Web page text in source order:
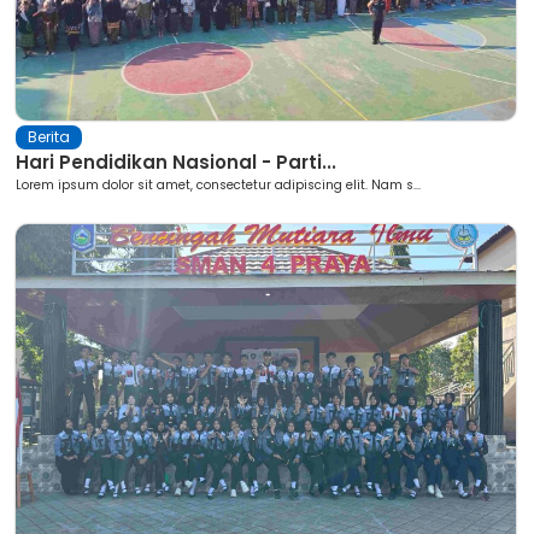
Berita
Hari Pendidikan Nasional - Parti...
Lorem ipsum dolor sit amet, consectetur adipiscing elit. Nam s...